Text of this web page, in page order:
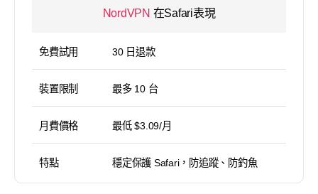
NordVPN 在Safari表現
免費試用 30 日退款
裝置限制 最多 10 台
月費價格 最低 $3.09/月
特點 穩定保護 Safari，防追蹤、防釣魚